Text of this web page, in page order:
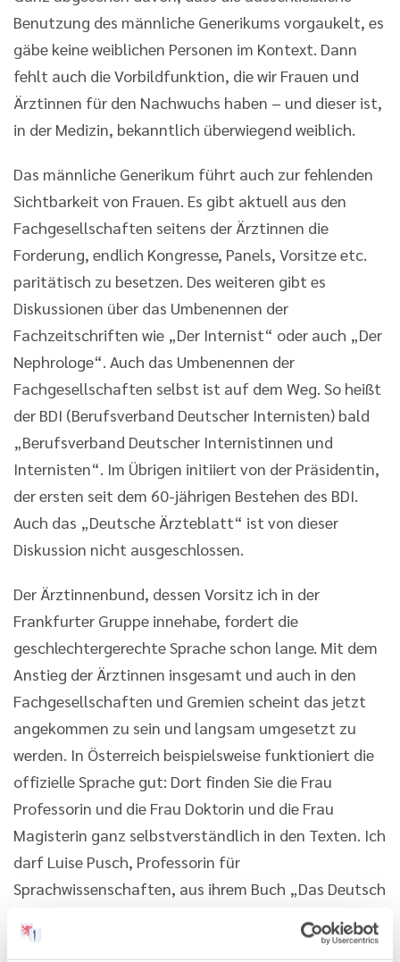
Benutzung des männliche Generikums vorgaukelt, es
gäbe keine weiblichen Personen im Kontext. Dann
fehlt auch die Vorbildfunktion, die wir Frauen und
Ärztinnen für den Nachwuchs haben – und dieser ist,
in der Medizin, bekanntlich überwiegend weiblich.
Das männliche Generikum führt auch zur fehlenden
Sichtbarkeit von Frauen. Es gibt aktuell aus den
Fachgesellschaften seitens der Ärztinnen die
Forderung, endlich Kongresse, Panels, Vorsitze etc.
paritätisch zu besetzen. Des weiteren gibt es
Diskussionen über das Umbenennen der
Fachzeitschriften wie „Der Internist“ oder auch „Der
Nephrologe“. Auch das Umbenennen der
Fachgesellschaften selbst ist auf dem Weg. So heißt
der BDI (Berufsverband Deutscher Internisten) bald
„Berufsverband Deutscher Internistinnen und
Internisten“. Im Übrigen initiiert von der Präsidentin,
der ersten seit dem 60-jährigen Bestehen des BDI.
Auch das „Deutsche Ärzteblatt“ ist von dieser
Diskussion nicht ausgeschlossen.
Der Ärztinnenbund, dessen Vorsitz ich in der
Frankfurter Gruppe innehabe, fordert die
geschlechtergerechte Sprache schon lange. Mit dem
Anstieg der Ärztinnen insgesamt und auch in den
Fachgesellschaften und Gremien scheint das jetzt
angekommen zu sein und langsam umgesetzt zu
werden. In Österreich beispielsweise funktioniert die
offizielle Sprache gut: Dort finden Sie die Frau
Professorin und die Frau Doktorin und die Frau
Magisterin ganz selbstverständlich in den Texten. Ich
darf Luise Pusch, Professorin für
Sprachwissenschaften, aus ihrem Buch „Das Deutsch
„Meine Muttersprache ist für Männer bequem, klar